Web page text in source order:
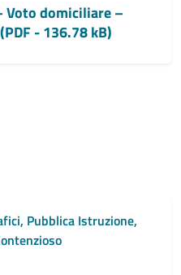
Voto domiciliare –
- 136.78 kB)
Pubblica Istruzione,